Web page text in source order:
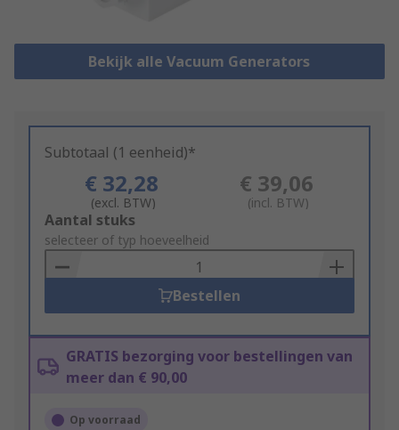
Bekijk alle Vacuum Generators
Subtotaal (1 eenheid)*
€ 32,28
(excl. BTW)
€ 39,06
(incl. BTW)
Add
to
Basket
Aantal stuks
selecteer of typ hoeveelheid
Bestellen
GRATIS bezorging voor bestellingen van
meer dan € 90,00
Op voorraad